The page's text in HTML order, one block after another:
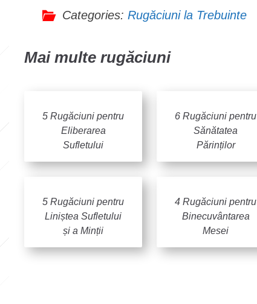
Categories:Rugăciuni la Trebuinte
Mai multe rugăciuni
5 Rugăciuni pentru
Eliberarea
Sufletului
6 Rugăciuni pentru
Sănătatea
Părinților
5 Rugăciuni pentru
Liniștea Sufletului
și a Minții
4 Rugăciuni pentru
Binecuvântarea
Mesei